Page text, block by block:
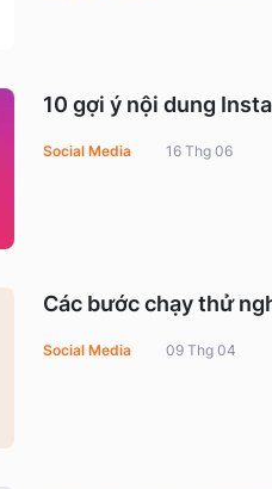
10 gợi ý nội dung
Social Media 16 Thg 06
Các bước chạy thử
Social Media 09 Thg 04